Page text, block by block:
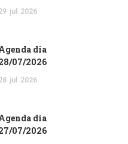
jul 2026
dia
07/2026
jul 2026
dia
07/2026